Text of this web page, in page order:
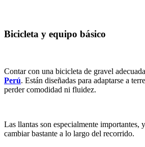
Bicicleta y equipo básico
Contar con una bicicleta de gravel
Perú. Están diseñadas para adaptarse a
perder comodidad ni fluidez.
Las llantas son especialmente importantes,
cambiar bastante a lo largo del recorrido.